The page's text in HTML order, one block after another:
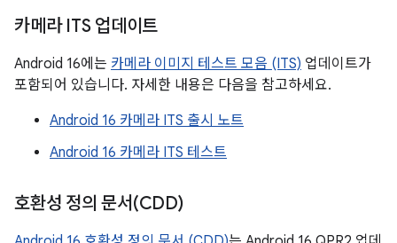
카메라 ITS 업데이트
Android 16에는 카메라 이미지 테스트 모음 (ITS) 업데이트가
포함되어 있습니다. 자세한 내용은 다음을 참고하세요.
Android 16 카메라 ITS 출시 노트
Android 16 카메라 ITS 테스트
호환성 정의 문서(CDD)